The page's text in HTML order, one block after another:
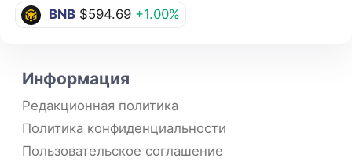
BNB $594.69 +1.00%
Информация
Редакционная политика
Политика конфиденциальности
Пользовательское соглашение